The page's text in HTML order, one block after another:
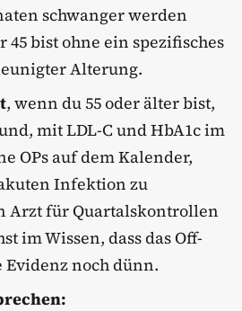
schwanger werden
bist ohne ein spezifisches
Alterung.
, wenn du 55 oder älter bist,
mit LDL-C und HbA1c im
OPs auf dem Kalender,
Infektion zu
Arzt für Quartalskontrollen
im Wissen, dass das Off-
noch dünn.